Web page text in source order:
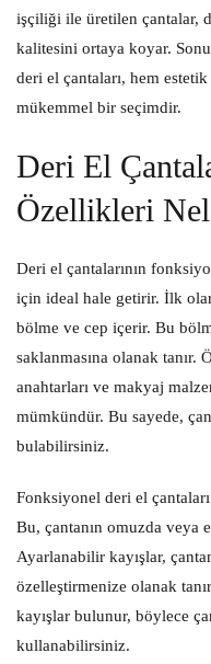
işçiliği ile üretilen çantalar,
kalitesini ortaya koyar.
deri el çantaları, hem
mükemmel bir seçimdir.
Deri El
Özellikleri
Deri el çantalarının
için ideal hale getirir. İlk
bölme ve cep içerir. Bu
saklanmasına olanak tanır.
anahtarları ve makyaj
mümkündür. Bu sayede,
bulabilirsiniz.
Fonksiyonel deri el
Bu, çantanın omuzda veya
Ayarlanabilir kayışlar,
özelleştirmenize olanak
kayışlar bulunur, böylece
kullanabilirsiniz.